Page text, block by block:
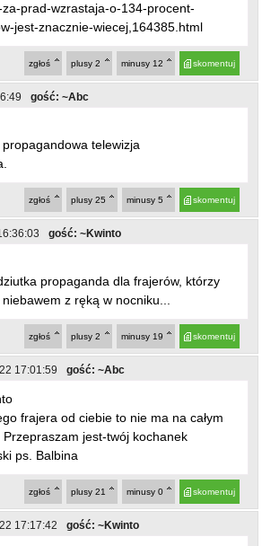
prad-wzrastaja-o-134-procent-
jest-znacznie-wiecej,164385.html
skomentuj
minusy 12
plusy 2
zgłoś
gość: ~Abc
telewizja
skomentuj
minusy 5
plusy 25
zgłoś
gość: ~Kwinto
propaganda dla frajerów, którzy
z ręką w nocniku...
skomentuj
minusy 19
plusy 2
zgłoś
17:01:59 gość: ~Abc
frajera od ciebie to nie ma na całym
Przepraszam jest-twój kochanek
ps. Balbina
skomentuj
minusy 0
plusy 21
zgłoś
17:17:42 gość: ~Kwinto